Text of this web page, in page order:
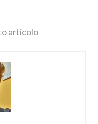
articolo